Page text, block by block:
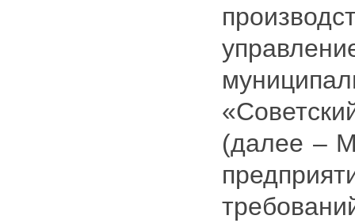
(далее –